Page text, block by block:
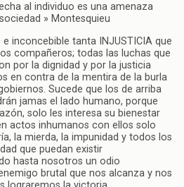
al individuo es una amenaza
» Montesquieu
e inconcebible tanta INJUSTICIA que
compañeros; todas las luchas que
por la dignidad y por la justicia
en contra de la mentira de la burla
Sucede que los de arriba
jamas el lado humano, porque
solo les interesa su bienestar
actos inhumanos con ellos solo
la mierda, la impunidad y todos los
que puedan existir
hasta nosotros un odio
brutal que nos alcanza y nos